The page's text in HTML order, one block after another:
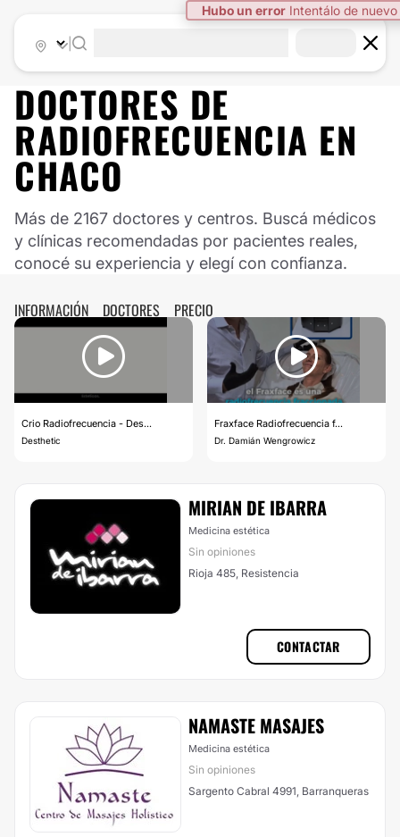
Hubo un error Intentálo de nuevo
DOCTORES DE
RADIOFRECUENCIA EN
CHACO
Más de 2167 doctores y centros. Buscá médicos
y clínicas recomendadas por pacientes reales,
conocé su experiencia y elegí con confianza.
INFORMACIÓN DOCTORES PRECIO
Crio Radiofrecuencia - Des...
Desthetic
Fraxface Radiofrecuencia f...
Dr. Damián Wengrowicz
MIRIAN DE IBARRA
Medicina estética
Sin opiniones
Rioja 485, Resistencia
CONTACTAR
NAMASTE MASAJES
Medicina estética
Sin opiniones
Sargento Cabral 4991, Barranqueras